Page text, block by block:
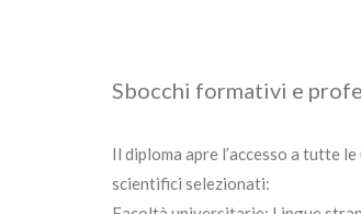
Sbocchi formativi e
Il diploma apre l’accesso a tutte
scientifici selezionati: